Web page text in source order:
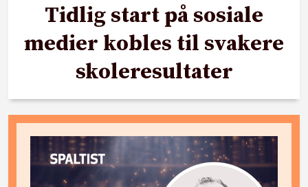
Tidlig start på sosiale
medier kobles til svakere
skoleresultater